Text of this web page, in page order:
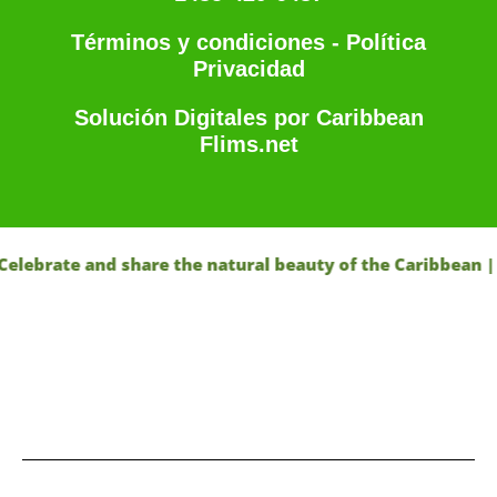
Términos y condiciones - Política
Privacidad
Solución Digitales por Caribbean
Flims.net
and share the natural beauty of the Caribbean |